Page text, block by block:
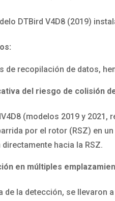
DTBird V4D8 (2019)
de recopilación de datos,
del riesgo de colisión
(modelos 2019 y
por el rotor (RSZ) en
hacia la RSZ.
en múltiples
de la detección, se llevaron